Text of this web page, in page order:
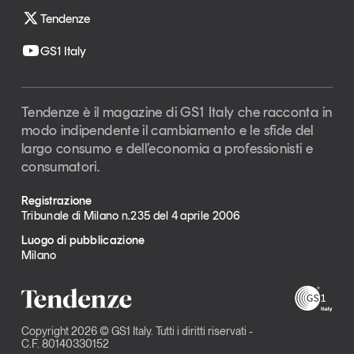
Tendenze
GS1 Italy
Tendenze è il magazine di GS1 Italy che racconta in
modo indipendente il cambiamento e le sfide del
largo consumo e dell’economia a professionisti e
consumatori.
Registrazione
Tribunale di Milano n.235 del 4 aprile 2006
Luogo di pubblicazione
Milano
Copyright 2026 © GS1 Italy. Tutti i diritti riservati -
C.F. 80140330152